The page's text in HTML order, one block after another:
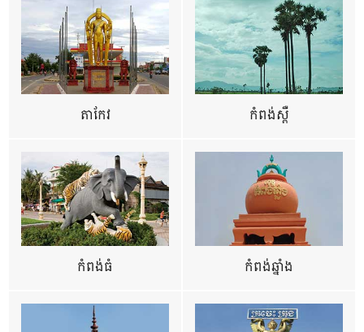
តាកែវ កំពង់ស្ពឺ
កំពង់ធំ កំពង់ឆ្នាំង